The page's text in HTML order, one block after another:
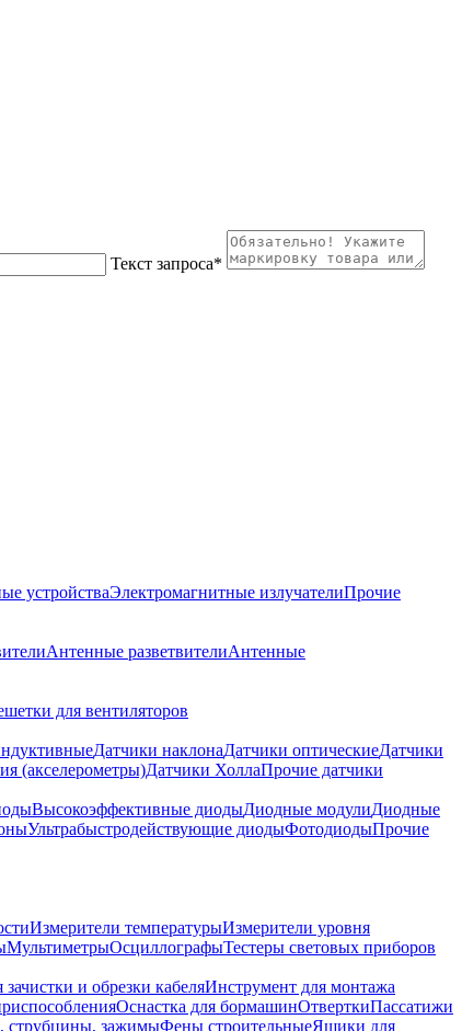
Текст запроса*
устройстваЭлектромагнитные излучателиПрочие
Антенные разветвителиАнтенные
для вентиляторов
Датчики наклонаДатчики оптическиеДатчики
(акселерометры)Датчики ХоллаПрочие датчики
Высокоэффективные диодыДиодные модулиДиодные
Ультрабыстродействующие диодыФотодиодыПрочие
Измерители температурыИзмерители уровня
МультиметрыОсциллографыТестеры световых приборов
и обрезки кабеляИнструмент для монтажа
Оснастка для бормашинОтверткиПассатижи
струбцины, зажимыФены строительныеЯщики для